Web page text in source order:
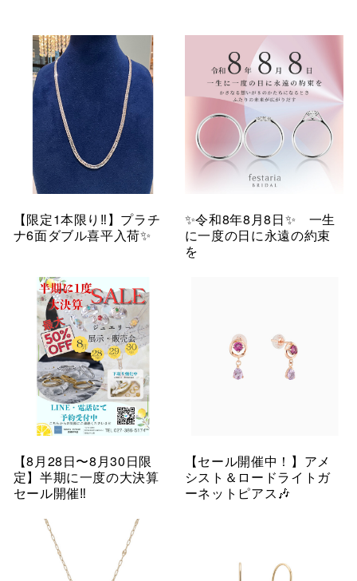
【限定1本限り‼︎】プラチ
ナ6面ダブル喜平入荷✨
✨令和8年8月8日✨ 一生
に一度の日に永遠の約束
を
【8月28日〜8月30日限
定】半期に一度の大決算
セール開催‼︎
【セール開催中！】アメ
シスト＆ロードライトガ
ーネットピアス🎶